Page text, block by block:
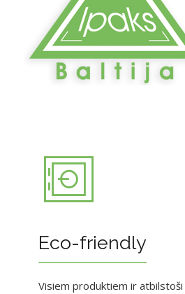
Eco-friendly
Visiem produktiem ir